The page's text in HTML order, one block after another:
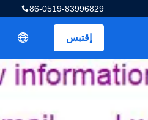
86-0519-83996829
إقتبس